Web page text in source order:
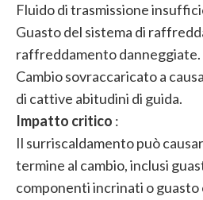
Fluido di trasmissione
Guasto del sistema di
raffreddamento danneggiate.
Cambio sovraccaricato a
di cattive abitudini di guida.
Impatto critico :
Il surriscaldamento può
termine al cambio, inclusi
componenti incrinati o guasto